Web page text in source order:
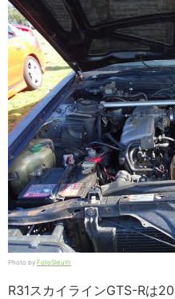
Photo by FotoSleuth
R31スカイラインGTS-Rは